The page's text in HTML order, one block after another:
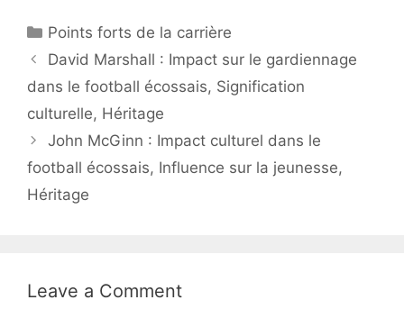
Categories
Points forts de la carrière
David Marshall : Impact sur le gardiennage
dans le football écossais, Signification
culturelle, Héritage
John McGinn : Impact culturel dans le
football écossais, Influence sur la jeunesse,
Héritage
Leave a Comment